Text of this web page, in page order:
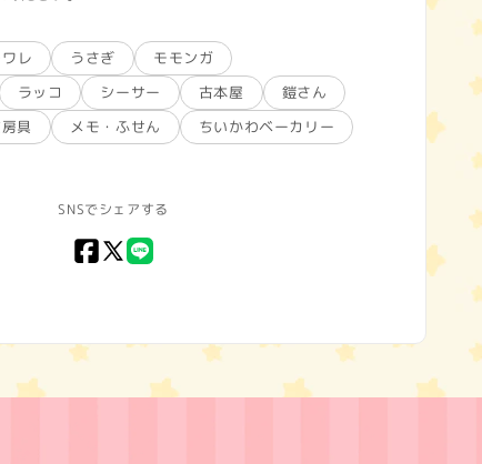
レ うさぎ
モモンガ
ラッコ シーサー 古本屋
鎧さん
具 メモ・ふせん ちいかわベーカリー
SNSでシェアする
Facebook
X